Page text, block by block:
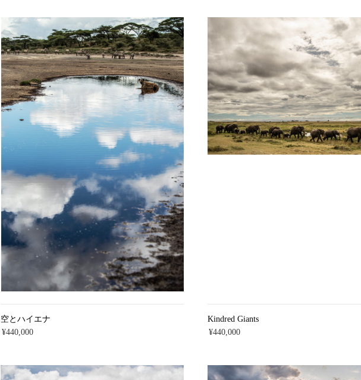
空とハイエナ
¥440,000
Kindred Giants
¥440,000